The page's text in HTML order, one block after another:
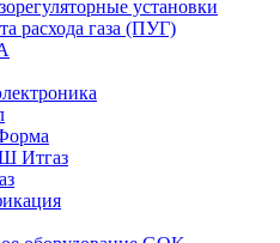
установки
расхода газа (ПУГ)
Итгаз